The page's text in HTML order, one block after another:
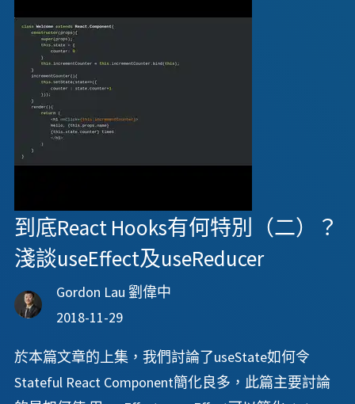
到底React Hooks有何特別（二）？
淺談useEffect及useReducer
Gordon Lau 劉偉中
2018-11-29
於本篇文章的上集，我們討論了useState如何令
Stateful React Component簡化良多，此篇主要討論